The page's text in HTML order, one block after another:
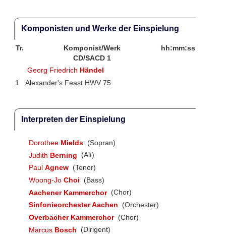
Komponisten und Werke der Einspielung
Tr. Komponist/Werk
hh:mm:ss
CD/SACD 1
Georg Friedrich Händel
1
Alexander's Feast HWV 75
Interpreten der Einspielung
Dorothee Mields (Sopran)
Judith Berning
(Alt)
Paul Agnew (Tenor)
Woong-Jo Choi
(Bass)
Aachener Kammerchor (Chor)
Sinfonieorchester Aachen
(Orchester)
Overbacher Kammerchor (Chor)
Marcus Bosch (Dirigent)